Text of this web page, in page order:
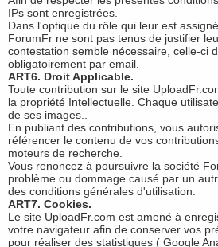
IPs sont enregistrées.
Dans l'optique du rôle qui leur est
ForumFr ne sont pas tenus de justifier
contestation semble nécessaire, celle-ci
obligatoirement par email.
ART6. Droit Applicable.
Toute contribution sur le site
la propriété Intellectuelle. Chaque
de ses images..
En publiant des contributions, vous
référencer le contenu de vos
moteurs de recherche.
Vous renoncez à poursuivre la société
problème ou dommage causé par un
des conditions générales d'utilisation.
ART7. Cookies.
Le site UploadFr.com est amené à
votre navigateur afin de conserver vos
pour réaliser des statistiques ( Google